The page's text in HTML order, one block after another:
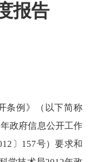
报告
例》（以下简称
政府信息公开工作
〕157号）要求和